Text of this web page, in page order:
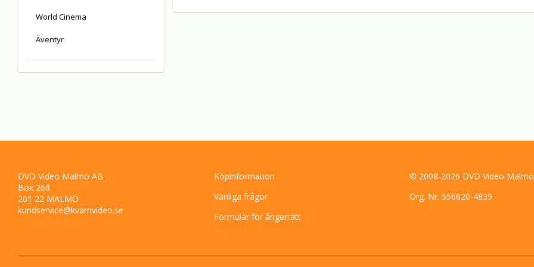
World Cinema
Äventyr
DVD Video Malmö AB
Box 268
201 22 MALMÖ
kundservice@kvarnvideo.se
Köpinformation
Vanliga frågor
Formulär för ångerrätt
© 2008-2026 DVD Video
Org. Nr. 556620-4839